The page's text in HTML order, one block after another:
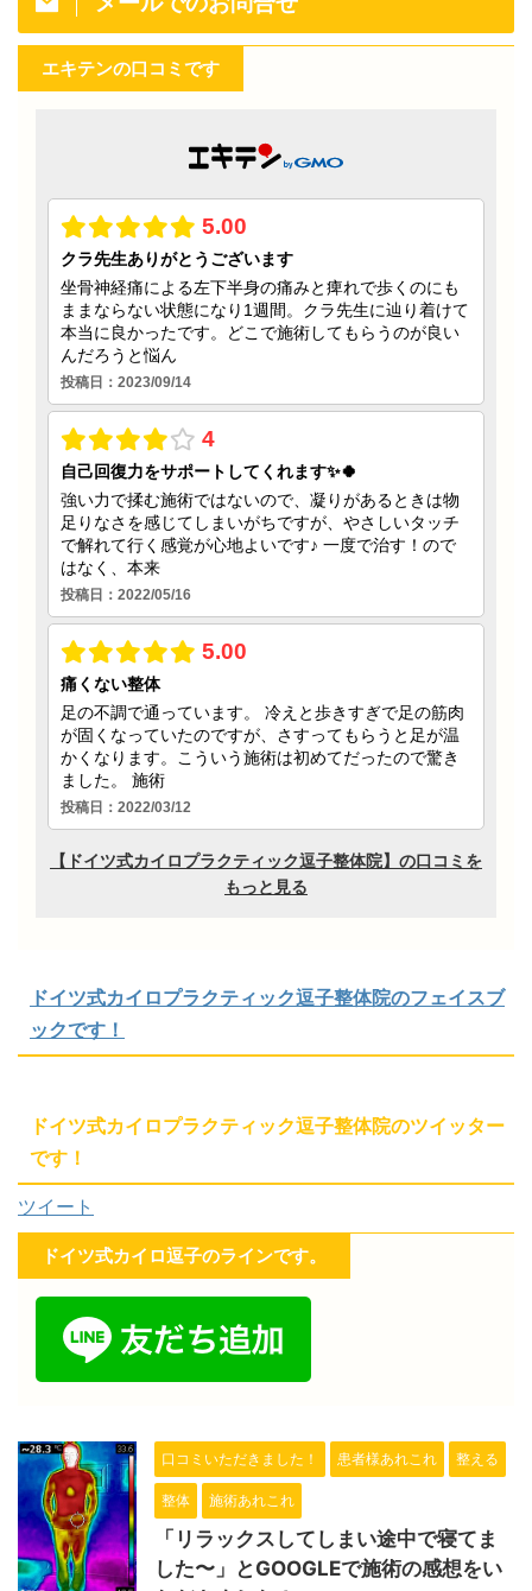
エキテンの口コミです
ドイツ式カイロプラクティック逗子整体院のフェイスブ
ックです！
ドイツ式カイロプラクティック逗子整体院のツイッター
です！
ツイート
ドイツ式カイロ逗子のラインです。
口コミいただきました！ 患者様あれこれ 整える
整体 施術あれこれ
「リラックスしてしまい途中で寝てま
した〜」とGOOGLEで施術の感想をい